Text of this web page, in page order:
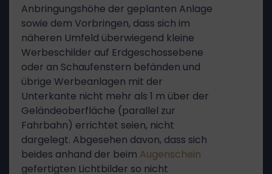
Anbringungshöhe der geplanten Anlage
sowie dem Vorbringen, dass sich im
näheren Umfeld überwiegend kleine
Werbeschilder auf Erdgeschossebene
oder an Schaufenstern befänden und
übrige Werbeanlagen mit der
Unterkante nicht mehr als 1 m über der
Geländeoberfläche (parallel zur
Fahrbahn) errichtet seien, nicht
dargelegt. Abgesehen davon, dass sich
beides anhand der beim Augenschein
gefertigten Lichtbilder so nicht